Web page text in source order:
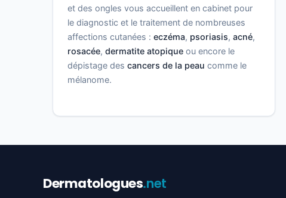
et des ongles vous accueillent en cabinet pour
le diagnostic et le traitement de nombreuses
affections cutanées : eczéma, psoriasis, acné,
rosacée, dermatite atopique ou encore le
dépistage des cancers de la peau comme le
mélanome.
Dermatologues.net